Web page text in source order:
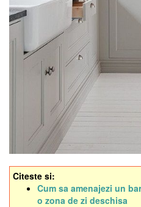
Citeste si:
Cum sa amenajezi un
o zona de zi deschisa